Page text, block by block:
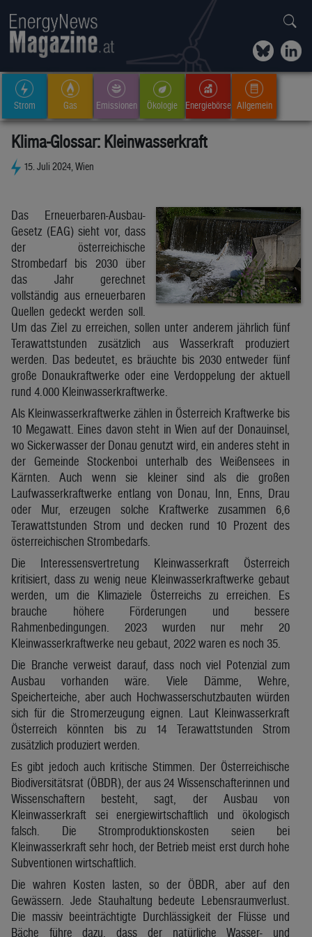
Strom Gas Emissionen Ökologie Energiebörse Allgemein
Klima-Glossar: Kleinwasserkraft
15. Juli 2024, Wien
Das Erneuerbaren-Ausbau-
Gesetz (EAG) sieht vor, dass
der österreichische
Strombedarf bis 2030 über
das Jahr gerechnet
vollständig aus erneuerbaren
Quellen gedeckt werden soll.
Um das Ziel zu erreichen, sollen unter anderem jährlich fünf
Terawattstunden zusätzlich aus Wasserkraft produziert
werden. Das bedeutet, es bräuchte bis 2030 entweder fünf
große Donaukraftwerke oder eine Verdoppelung der aktuell
rund 4.000 Kleinwasserkraftwerke.
Als Kleinwasserkraftwerke zählen in Österreich Kraftwerke bis
10 Megawatt. Eines davon steht in Wien auf der Donauinsel,
wo Sickerwasser der Donau genutzt wird, ein anderes steht in
der Gemeinde Stockenboi unterhalb des Weißensees in
Kärnten. Auch wenn sie kleiner sind als die großen
Laufwasserkraftwerke entlang von Donau, Inn, Enns, Drau
oder Mur, erzeugen solche Kraftwerke zusammen 6,6
Terawattstunden Strom und decken rund 10 Prozent des
österreichischen Strombedarfs.
Die Interessensvertretung Kleinwasserkraft Österreich
kritisiert, dass zu wenig neue Kleinwasserkraftwerke gebaut
werden, um die Klimaziele Österreichs zu erreichen. Es
brauche höhere Förderungen und bessere
Rahmenbedingungen. 2023 wurden nur mehr 20
Kleinwasserkraftwerke neu gebaut, 2022 waren es noch 35.
Die Branche verweist darauf, dass noch viel Potenzial zum
Ausbau vorhanden wäre. Viele Dämme, Wehre,
Speicherteiche, aber auch Hochwasserschutzbauten würden
sich für die Stromerzeugung eignen. Laut Kleinwasserkraft
Österreich könnten bis zu 14 Terawattstunden Strom
zusätzlich produziert werden.
Es gibt jedoch auch kritische Stimmen. Der Österreichische
Biodiversitätsrat (ÖBDR), der aus 24 Wissenschafterinnen und
Wissenschaftern besteht, sagt, der Ausbau von
Kleinwasserkraft sei energiewirtschaftlich und ökologisch
falsch. Die Stromproduktionskosten seien bei
Kleinwasserkraft sehr hoch, der Betrieb meist erst durch hohe
Subventionen wirtschaftlich.
Die wahren Kosten lasten, so der ÖBDR, aber auf den
Gewässern. Jede Stauhaltung bedeute Lebensraumverlust.
Die massiv beeinträchtigte Durchlässigkeit der Flüsse und
Bäche führe dazu, dass der natürliche Wasser- und